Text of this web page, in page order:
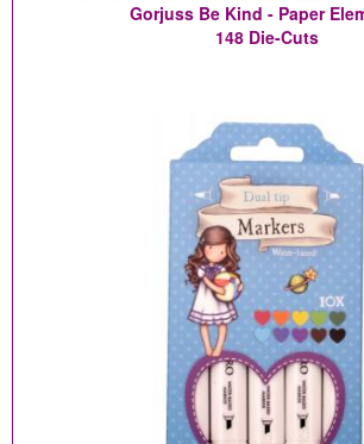
Gorjuss Be Kind - Paper
148 Die-Cuts